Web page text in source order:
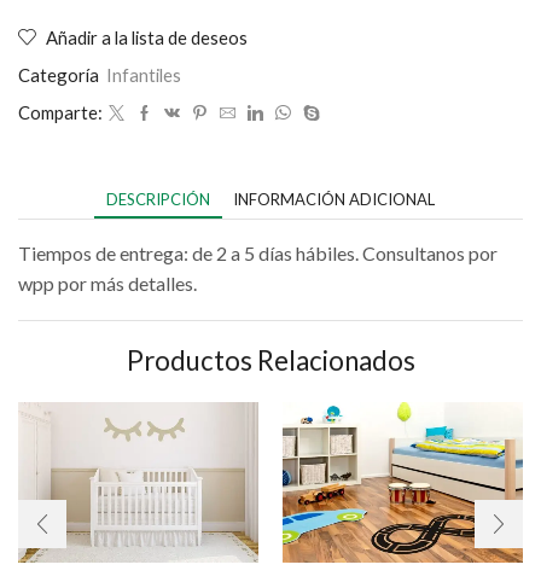
Añadir a la lista de deseos
Categoría Infantiles
Comparte:
DESCRIPCIÓN INFORMACIÓN ADICIONAL
Tiempos de entrega: de 2 a 5 días hábiles. Consultanos por
wpp por más detalles.
Productos Relacionados